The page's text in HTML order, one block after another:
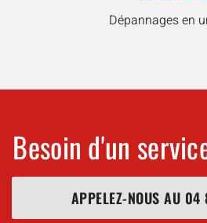
Dépannages en
Besoin d'un
APPELEZ-NOUS AU 04